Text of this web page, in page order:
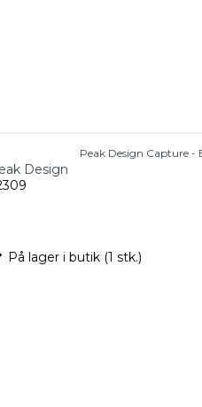
Peak Design Capture -
Design
På lager i butik (1 stk.)